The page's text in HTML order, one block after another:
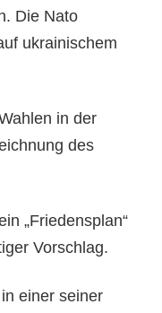
Die Nato
ukrainischem
in der
des
„Friedensplan“
Vorschlag.
einer seiner